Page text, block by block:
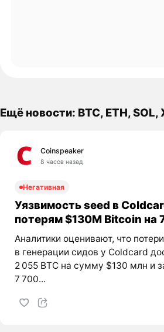
Ещё новости: BTC, ETH, SOL,
Coinspeaker
8 часов назад
Негативная
Уязвимость seed в
потерям $130M Bitcoin на
Аналитики оценивают, что
в генерации сидов у Coldcard
2 055 BTC на сумму $130 млн и
7 700...